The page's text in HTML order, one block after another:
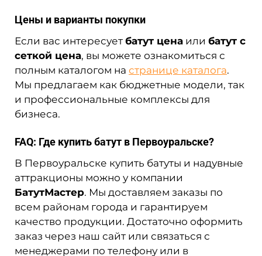
Цены и варианты покупки
Если вас интересует батут цена или батут с
сеткой цена, вы можете ознакомиться с
полным каталогом на странице каталога.
Мы предлагаем как бюджетные модели, так
и профессиональные комплексы для
бизнеса.
FAQ: Где купить батут в Первоуральске?
В Первоуральске купить батуты и надувные
аттракционы можно у компании
БатутМастер. Мы доставляем заказы по
всем районам города и гарантируем
качество продукции. Достаточно оформить
заказ через наш сайт или связаться с
менеджерами по телефону или в